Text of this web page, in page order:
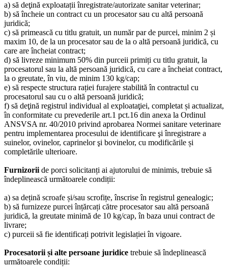
a) să deţină exploatații înregistrate/autorizate sanitar veterinar;
b) să încheie un contract cu un procesator sau cu altă persoană
juridică;
c) să primească cu titlu gratuit, un număr par de purcei, minim 2 și
maxim 10, de la un procesator sau de la o altă persoană juridică, cu
care are încheiat contract;
d) să livreze minimum 50% din purceii primiți cu titlu gratuit, la
procesatorul sau la altă persoană juridică, cu care a încheiat contract,
la o greutate, în viu, de minim 130 kg/cap;
e) să respecte structura rației furajere stabilită în contractul cu
procesatorul sau cu o altă persoană juridică;
f) să deţină registrul individual al exploataţiei, completat și actualizat,
în conformitate cu prevederile art.1 pct.16 din anexa la Ordinul
ANSVSA nr. 40/2010 privind aprobarea Normei sanitare veterinare
pentru implementarea procesului de identificare şi înregistrare a
suinelor, ovinelor, caprinelor şi bovinelor, cu modificările și
completările ulterioare.
Furnizoriide porci solicitanți ai ajutorului de minimis, trebuie să
îndeplinească următoarele condiții:
a) sa dețină scroafe și/sau scrofițe, înscrise în registrul genealogic;
b) să furnizeze purcei înțărcați către procesator sau altă persoană
juridică, la greutate minimă de 10 kg/cap, în baza unui contract de
livrare;
c) purceii să fie identificați potrivit legislației în vigoare.
Procesatorii și alte persoane juridice trebuie să îndeplinească
următoarele condiții: